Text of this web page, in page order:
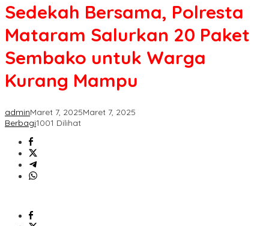
Salurkan
Paket
untuk
Kurang
Sedekah Bersama, Polresta
Mataram Salurkan 20 Paket
Sembako untuk Warga
Kurang Mampu
adminMaret 7, 2025Maret 7, 2025
Berbagi1001 Dilihat